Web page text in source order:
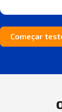
Começar